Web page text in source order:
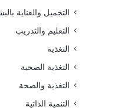
التجميل والعناية
التعليم والتدريب
التغذية
التغذية الصحية
التغذية والصحة
التنمية الذاتية